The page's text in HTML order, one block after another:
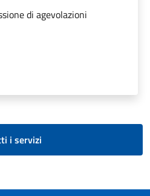
di agevolazioni
i servizi